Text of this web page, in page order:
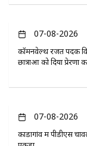
07-08-2026
कॉमनवेल्थ रजत पदक
छात्राओं को दिया प्रेरणा
07-08-2026
कोंडागांव में पीडीएस